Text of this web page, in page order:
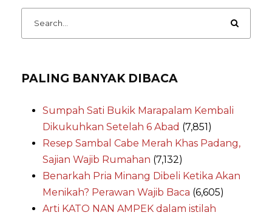
PALING BANYAK DIBACA
Sumpah Sati Bukik Marapalam Kembali
Dikukuhkan Setelah 6 Abad (7,851)
Resep Sambal Cabe Merah Khas Padang,
Sajian Wajib Rumahan (7,132)
Benarkah Pria Minang Dibeli Ketika Akan
Menikah? Perawan Wajib Baca (6,605)
Arti KATO NAN AMPEK dalam istilah